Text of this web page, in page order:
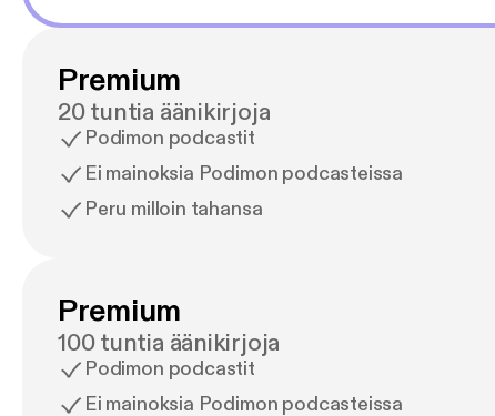
Premium
20 tuntia äänikirjoja
Podimon podcastit
Ei mainoksia Podimon podcasteissa
Peru milloin tahansa
Premium
100 tuntia äänikirjoja
Podimon podcastit
Ei mainoksia Podimon podcasteissa